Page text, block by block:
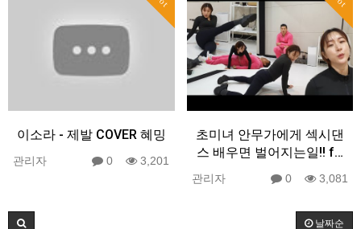
이소라 - 제발 COVER 혜밍
관리자 0 3,201
초미녀 안무가에게 섹시댄
스 배우면 벌어지는일!! f…
관리자 0 3,081
날짜순